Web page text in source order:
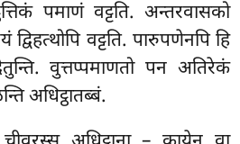
पमाणं वट्टति. अन्तरवासको
द्विहत्थोपि वट्टति. पारुपणेनपि हि
वुत्तप्पमाणतो पन अतिरेकं
अधिट्ठातब्बं.